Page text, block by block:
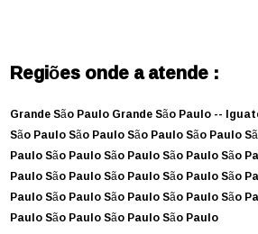
Regiões onde a atende :
Grande São PauloGrande São Paulo --
São PauloSão PauloSão PauloSão Paulo
PauloSão PauloSão PauloSão PauloSão
PauloSão PauloSão PauloSão PauloSão
PauloSão PauloSão PauloSão PauloSão
PauloSão PauloSão PauloSão Paulo